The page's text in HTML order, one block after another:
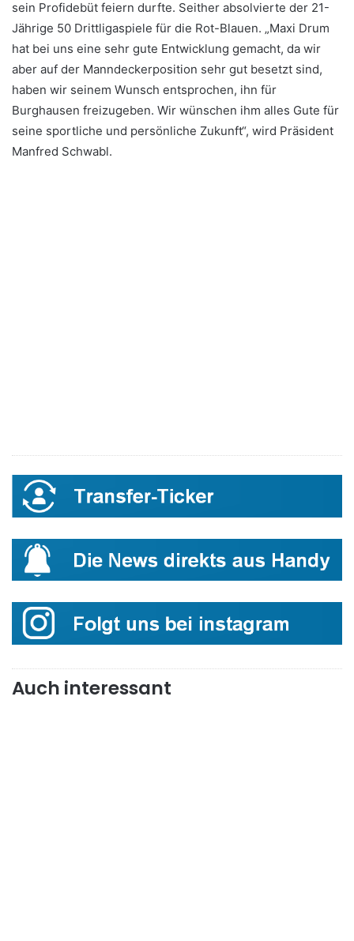
sein Profidebüt feiern durfte. Seither absolvierte der 21-
Jährige 50 Drittligaspiele für die Rot-Blauen. „Maxi Drum
hat bei uns eine sehr gute Entwicklung gemacht, da wir
aber auf der Manndeckerposition sehr gut besetzt sind,
haben wir seinem Wunsch entsprochen, ihn für
Burghausen freizugeben. Wir wünschen ihm alles Gute für
seine sportliche und persönliche Zukunft“, wird Präsident
Manfred Schwabl.
Auch interessant